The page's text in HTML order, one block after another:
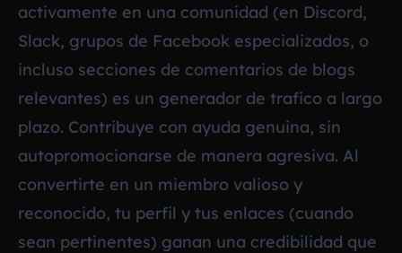
activamente en una comunidad (en Discord,
Slack, grupos de Facebook especializados, o
incluso secciones de comentarios de blogs
relevantes) es un generador de trafico a largo
plazo. Contribuye con ayuda genuina, sin
autopromocionarse de manera agresiva. Al
convertirte en un miembro valioso y
reconocido, tu perfil y tus enlaces (cuando
sean pertinentes) ganan una credibilidad que